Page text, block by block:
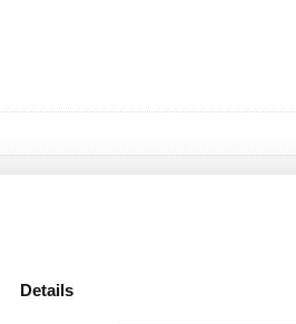
Details